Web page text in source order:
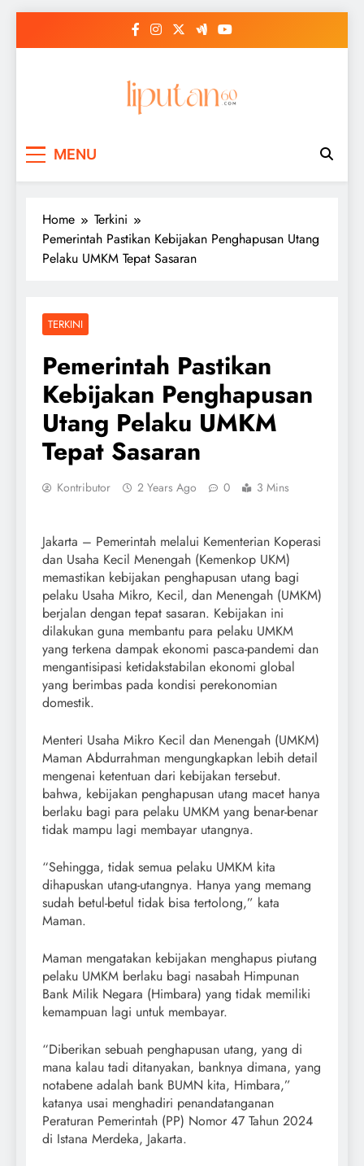
MENU
Home
Terkini
Pemerintah Pastikan Kebijakan Penghapusan Utang
Pelaku UMKM Tepat Sasaran
TERKINI
Pemerintah Pastikan
Kebijakan Penghapusan
Utang Pelaku UMKM
Tepat Sasaran
Kontributor 2 Years Ago 0 3 Mins
Jakarta – Pemerintah melalui Kementerian Koperasi
dan Usaha Kecil Menengah (Kemenkop UKM)
memastikan kebijakan penghapusan utang bagi
pelaku Usaha Mikro, Kecil, dan Menengah (UMKM)
berjalan dengan tepat sasaran. Kebijakan ini
dilakukan guna membantu para pelaku UMKM
yang terkena dampak ekonomi pasca-pandemi dan
mengantisipasi ketidakstabilan ekonomi global
yang berimbas pada kondisi perekonomian
domestik.
Menteri Usaha Mikro Kecil dan Menengah (UMKM)
Maman Abdurrahman mengungkapkan lebih detail
mengenai ketentuan dari kebijakan tersebut.
bahwa, kebijakan penghapusan utang macet hanya
berlaku bagi para pelaku UMKM yang benar-benar
tidak mampu lagi membayar utangnya.
“Sehingga, tidak semua pelaku UMKM kita
dihapuskan utang-utangnya. Hanya yang memang
sudah betul-betul tidak bisa tertolong,” kata
Maman.
Maman mengatakan kebijakan menghapus piutang
pelaku UMKM berlaku bagi nasabah Himpunan
Bank Milik Negara (Himbara) yang tidak memiliki
kemampuan lagi untuk membayar.
“Diberikan sebuah penghapusan utang, yang di
mana kalau tadi ditanyakan, banknya dimana, yang
notabene adalah bank BUMN kita, Himbara,”
katanya usai menghadiri penandatanganan
Peraturan Pemerintah (PP) Nomor 47 Tahun 2024
di Istana Merdeka, Jakarta.